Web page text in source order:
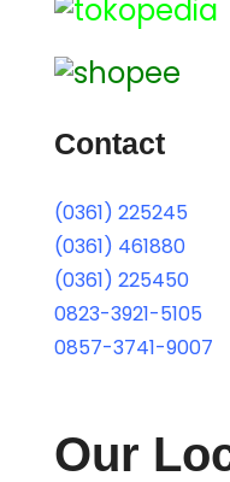
Contact
(0361) 225245
(0361) 461880
(0361) 225450
0823-3921-5105
0857-3741-9007
Our